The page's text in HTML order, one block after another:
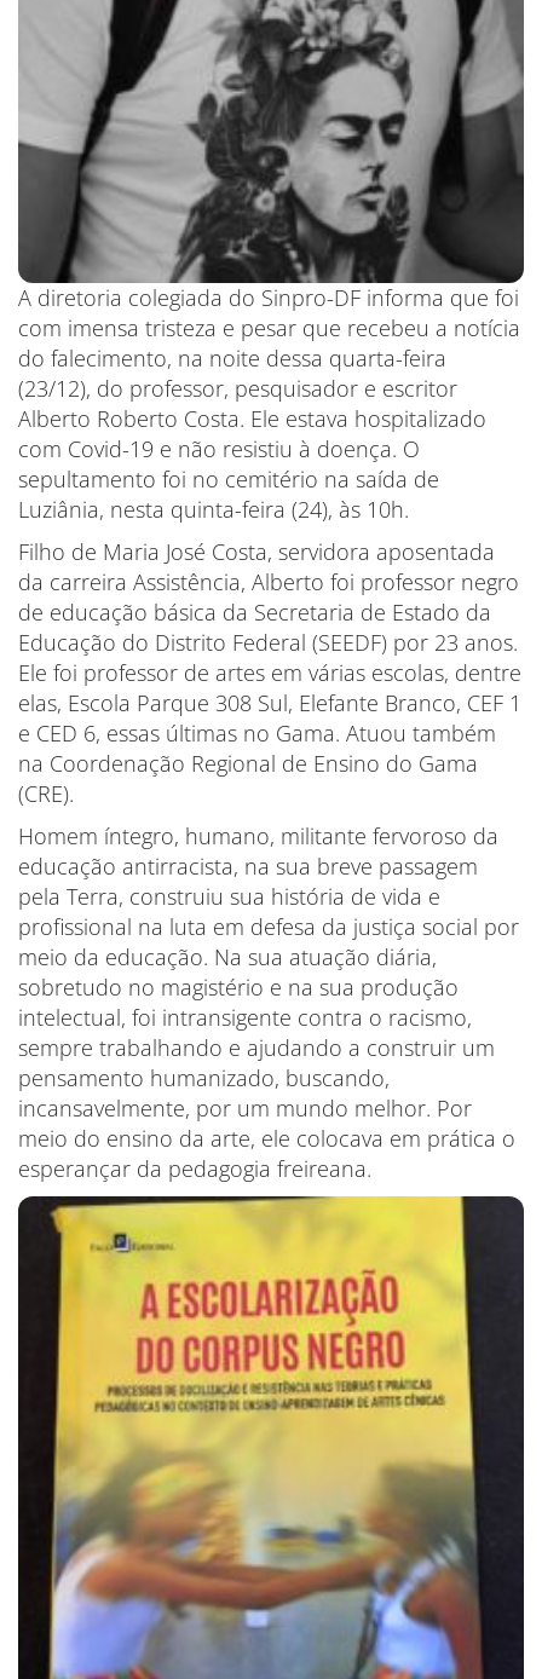
A diretoria colegiada do Sinpro-DF informa que foi
com imensa tristeza e pesar que recebeu a notícia
do falecimento, na noite dessa quarta-feira
(23/12), do professor, pesquisador e escritor
Alberto Roberto Costa. Ele estava hospitalizado
com Covid-19 e não resistiu à doença. O
sepultamento foi no cemitério na saída de
Luziânia, nesta quinta-feira (24), às 10h.
Filho de Maria José Costa, servidora aposentada
da carreira Assistência, Alberto foi professor negro
de educação básica da Secretaria de Estado da
Educação do Distrito Federal (SEEDF) por 23 anos.
Ele foi professor de artes em várias escolas, dentre
elas, Escola Parque 308 Sul, Elefante Branco, CEF 1
e CED 6, essas últimas no Gama. Atuou também
na Coordenação Regional de Ensino do Gama
(CRE).
Homem íntegro, humano, militante fervoroso da
educação antirracista, na sua breve passagem
pela Terra, construiu sua história de vida e
profissional na luta em defesa da justiça social por
meio da educação. Na sua atuação diária,
sobretudo no magistério e na sua produção
intelectual, foi intransigente contra o racismo,
sempre trabalhando e ajudando a construir um
pensamento humanizado, buscando,
incansavelmente, por um mundo melhor. Por
meio do ensino da arte, ele colocava em prática o
esperançar da pedagogia freireana.